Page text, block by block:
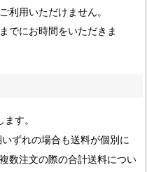
利用いただけません。
でにお時間をいただきま
す。
ずれの場合も送料が個別に
数注文の際の合計送料につい